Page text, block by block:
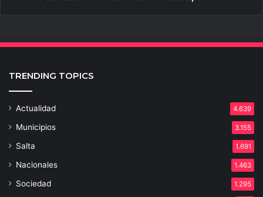
TRENDING TOPICS
Actualidad 4.639
Municipios 3.155
Salta 1.691
Nacionales 1.463
Sociedad 1.295